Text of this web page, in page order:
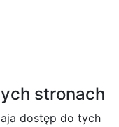
stronach
dostęp do tych